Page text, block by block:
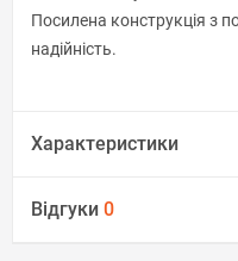
Посилена конструкція з
надійність.
Характеристики
Відгуки 0